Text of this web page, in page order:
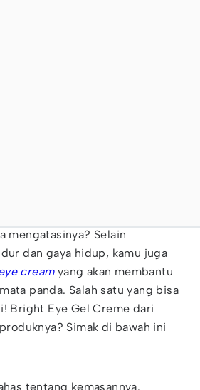
mengatasinya? Selain
dan gaya hidup, kamu juga
creamyang akan membantu
panda. Salah satu yang bisa
Bright Eye Gel Creme dari
Simak di bawah ini
tentang kemasannya.